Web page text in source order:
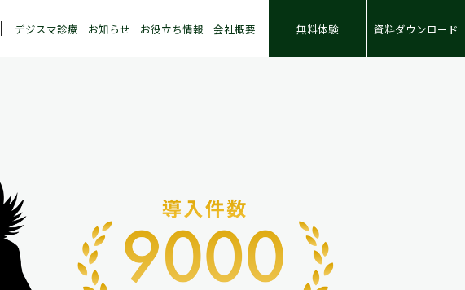
デジスマ診療 お知らせ お役立ち情報 会社概要 無料体験 資料ダウンロード